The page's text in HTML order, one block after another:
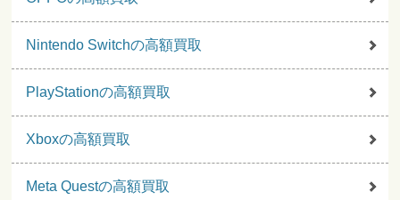
Nintendo Switchの高額買取
PlayStationの高額買取
Xboxの高額買取
Meta Questの高額買取